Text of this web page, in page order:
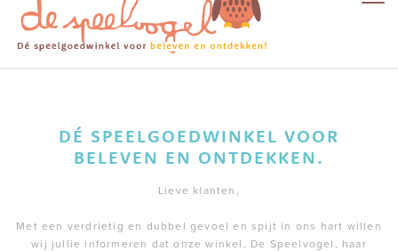
DÉ SPEELGOEDWINKEL VOOR
BELEVEN EN ONTDEKKEN.
Lieve klanten,
Met een verdrietig en dubbel gevoel en spijt in ons hart willen
wij jullie informeren dat onze winkel, De Speelvogel, haar